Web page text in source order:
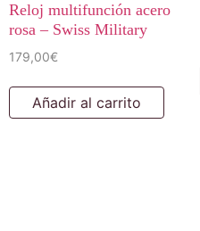
Reloj multifunción acero
rosa – Swiss Military
179,00€
Añadir al carrito